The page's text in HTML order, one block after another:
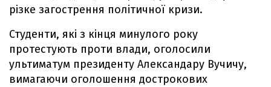
різке загострення політичної кризи.
Студенти, які з кінця минулого року
протестують проти влади, оголосили
ультиматум президенту Александару Вучичу,
вимагаючи оголошення дострокових